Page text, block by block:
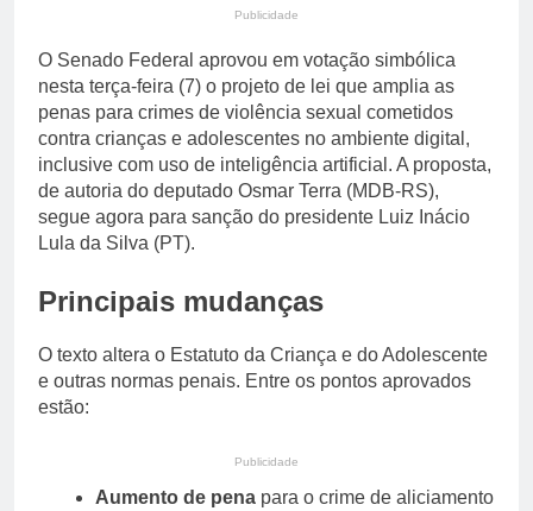
Publicidade
O Senado Federal aprovou em votação simbólica
nesta terça-feira (7) o projeto de lei que amplia as
penas para crimes de violência sexual cometidos
contra crianças e adolescentes no ambiente digital,
inclusive com uso de inteligência artificial. A proposta,
de autoria do deputado Osmar Terra (MDB-RS),
segue agora para sanção do presidente Luiz Inácio
Lula da Silva (PT).
Principais mudanças
O texto altera o Estatuto da Criança e do Adolescente
e outras normas penais. Entre os pontos aprovados
estão:
Publicidade
Aumento de pena para o crime de aliciamento